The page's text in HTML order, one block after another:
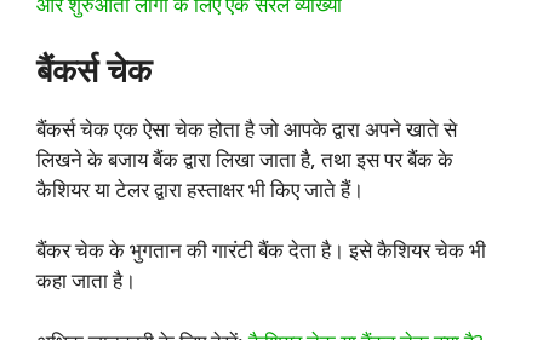
बैंकर्स चेक
बैंकर्स चेक एक ऐसा चेक होता है जो आपके द्वारा अपने खाते से
लिखने के बजाय बैंक द्वारा लिखा जाता है, तथा इस पर बैंक के
कैशियर या टेलर द्वारा हस्ताक्षर भी किए जाते हैं।
बैंकर चेक के भुगतान की गारंटी बैंक देता है। इसे कैशियर चेक भी
कहा जाता है।